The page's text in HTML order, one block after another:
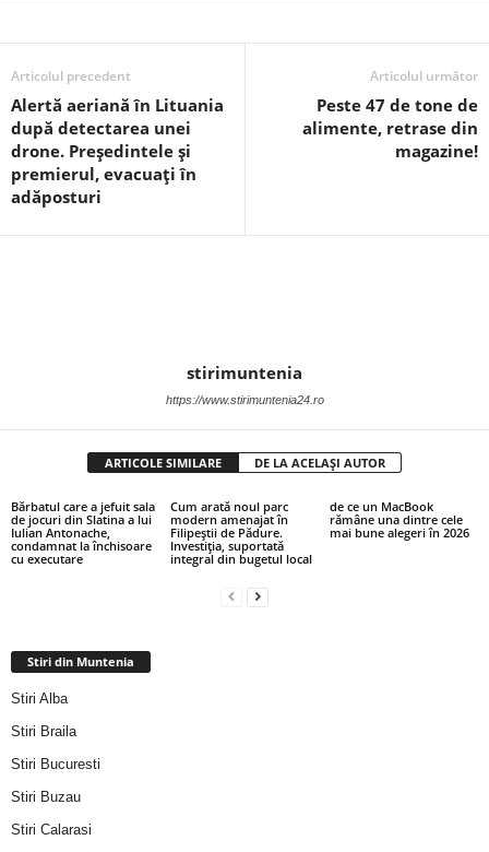
Articolul precedent
Alertă aeriană în Lituania
după detectarea unei
drone. Președintele și
premierul, evacuați în
adăposturi
Articolul următor
Peste 47 de tone de
alimente, retrase din
magazine!
stirimuntenia
https://www.stirimuntenia24.ro
ARTICOLE SIMILARE DE LA ACELAȘI AUTOR
Bărbatul care a jefuit sala
de jocuri din Slatina a lui
Iulian Antonache,
condamnat la închisoare
cu executare
Cum arată noul parc
modern amenajat în
Filipeștii de Pădure.
Investiția, suportată
integral din bugetul local
de ce un MacBook
rămâne una dintre cele
mai bune alegeri în 2026
Stiri din Muntenia
Stiri Alba
Stiri Braila
Stiri Bucuresti
Stiri Buzau
Stiri Calarasi